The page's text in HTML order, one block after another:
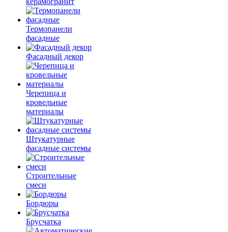
Термопанели
фасадные
Фасадный декор
Черепица и
кровельные
материалы
Штукатурные
фасадные системы
Строительные
смеси
Бордюры
Брусчатка